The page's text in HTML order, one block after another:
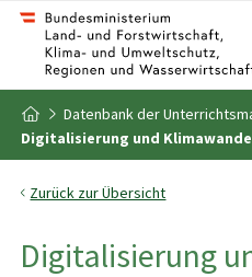
Zum Inhalt
Zum Inhaltsverzeichnis
Zur Startseite
Datenbank der
Digitalisierung und
Zurück zur Übersicht
Digitalisierung